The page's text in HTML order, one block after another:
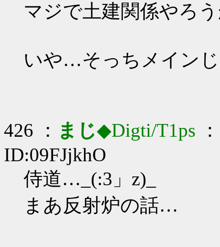
マジで土建関係やろ
いや…そっちメイン
426 ： まじ◆Digti/T1ps
ID:09FJjkhO
侍道…_(:3」z)_
まあ反射炉の話…